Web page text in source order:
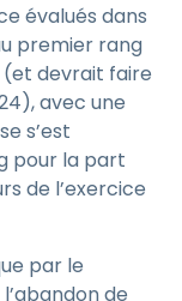
évalués dans
premier rang
(et devrait faire
avec une
s’est
pour la part
de l’exercice
par le
de